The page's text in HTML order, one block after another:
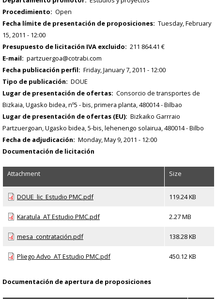
Procedimiento
Open
Fecha límite de presentación de proposiciones Tuesday, February
15, 2011 - 12:00
Presupuesto de licitación IVA excluido
211 864.41 €
E-mail
partzuergoa@cotrabi.com
Fecha publicación perfil
Friday, January 7, 2011 - 12:00
Tipo de publicación
DOUE
Lugar de presentación de ofertas Consorcio de transportes de
Bizkaia, Ugasko bidea, nº5 - bis, primera planta, 480014 - Bilbao
Lugar de presentación de ofertas (EU) Bizkaiko Garrraio
Partzuergoan, Ugasko bidea, 5-bis, lehenengo solairua, 480014 - Bilbo
Fecha de adjudicación
Monday, May 9, 2011 - 12:00
Documentación de licitación
Attachment Size
DOUE_lic_Estudio PMC.pdf 119.24 KB
Karatula_AT Estudio PMC.pdf 2.27 MB
mesa_contratación.pdf 138.28 KB
Pliego Advo_AT Estudio PMC.pdf 450.12 KB
Documentación de apertura de proposiciones